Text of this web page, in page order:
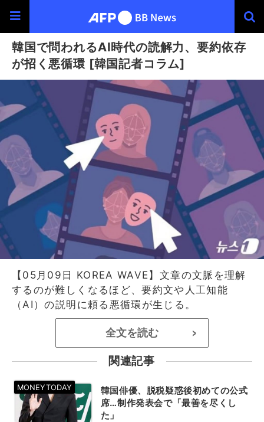
韓国で問われるAI時代の読解力、要約依存
が招く悪循環 [韓国記者コラム]
【05月09日 KOREA WAVE】文章の文脈を理解
するのが難しくなるほど、要約文や人工知能
（AI）の説明に頼る悪循環が生じる。
全文を読む >
関連記事
韓国俳優、脱税疑惑後初めての公式
席…制作発表会で「最善を尽くし
た」